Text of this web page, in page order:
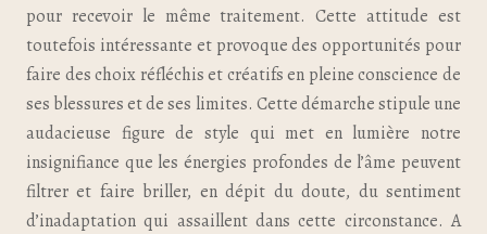
pour recevoir le même traitement. Cette attitude est
toutefois intéressante et provoque des opportunités pour
faire des choix réfléchis et créatifs en pleine conscience de
ses blessures et de ses limites. Cette démarche stipule une
audacieuse figure de style qui met en lumière notre
insignifiance que les énergies profondes de l’âme peuvent
filtrer et faire briller, en dépit du doute, du sentiment
d’inadaptation qui assaillent dans cette circonstance. A